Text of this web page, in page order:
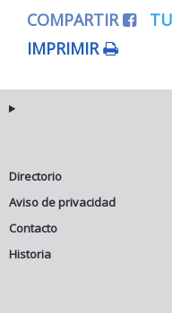
COMPARTIR
IMPRIMIR
Directorio
Aviso de privacidad
Contacto
Historia